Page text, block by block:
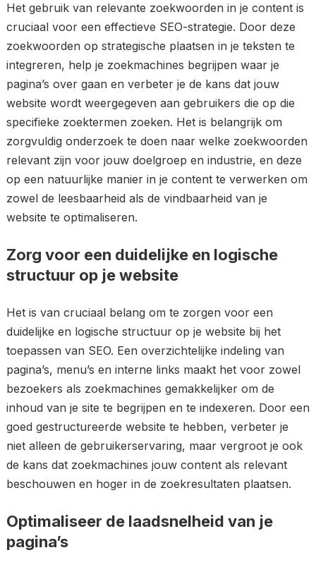
Het gebruik van relevante zoekwoorden in je content is
cruciaal voor een effectieve SEO-strategie. Door deze
zoekwoorden op strategische plaatsen in je teksten te
integreren, help je zoekmachines begrijpen waar je
pagina’s over gaan en verbeter je de kans dat jouw
website wordt weergegeven aan gebruikers die op die
specifieke zoektermen zoeken. Het is belangrijk om
zorgvuldig onderzoek te doen naar welke zoekwoorden
relevant zijn voor jouw doelgroep en industrie, en deze
op een natuurlijke manier in je content te verwerken om
zowel de leesbaarheid als de vindbaarheid van je
website te optimaliseren.
Zorg voor een duidelijke en logische
structuur op je website
Het is van cruciaal belang om te zorgen voor een
duidelijke en logische structuur op je website bij het
toepassen van SEO. Een overzichtelijke indeling van
pagina’s, menu’s en interne links maakt het voor zowel
bezoekers als zoekmachines gemakkelijker om de
inhoud van je site te begrijpen en te indexeren. Door een
goed gestructureerde website te hebben, verbeter je
niet alleen de gebruikerservaring, maar vergroot je ook
de kans dat zoekmachines jouw content als relevant
beschouwen en hoger in de zoekresultaten plaatsen.
Optimaliseer de laadsnelheid van je
pagina’s